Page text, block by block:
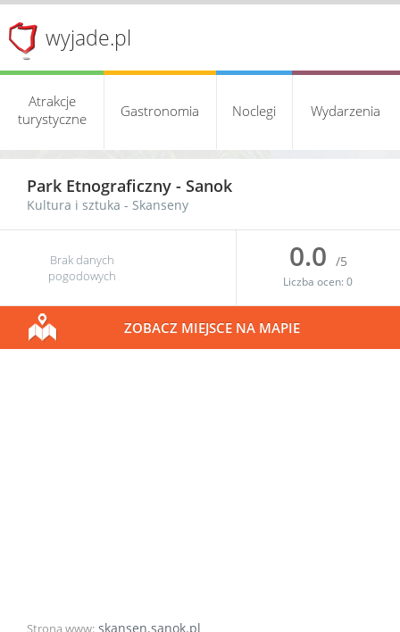
wyjade.pl
Atrakcje
turystyczne
Gastronomia Noclegi Wydarzenia
Park Etnograficzny - Sanok
Kultura i sztuka - Skanseny
Brak danych
pogodowych
0.0 /5
Liczba ocen:0
ZOBACZ MIEJSCE NA MAPIE
Strona www: skansen.sanok.pl